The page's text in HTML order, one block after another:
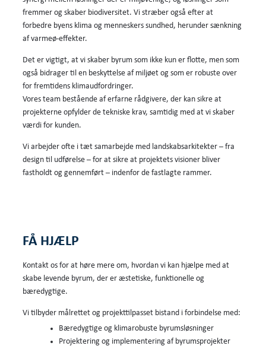
fremmer og skaber biodiversitet. Vi stræber også efter at
forbedre byens klima og menneskers sundhed, herunder sænkning
af varmeø-effekter.
Det er vigtigt, at vi skaber byrum som ikke kun er flotte, men som
også bidrager til en beskyttelse af miljøet og som er robuste over
for fremtidens klimaudfordringer.
Vores team bestående af erfarne rådgivere, der kan sikre at
projekterne opfylder de tekniske krav, samtidig med at vi skaber
værdi for kunden.
Vi arbejder ofte i tæt samarbejde med landskabsarkitekter – fra
design til udførelse – for at sikre at projektets visioner bliver
fastholdt og gennemført – indenfor de fastlagte rammer.
FÅ HJÆLP
Kontakt os for at høre mere om, hvordan vi kan hjælpe med at
skabe levende byrum, der er æstetiske, funktionelle og
bæredygtige.
Vi tilbyder målrettet og projekttilpasset bistand i forbindelse med:
Bæredygtige og klimarobuste byrumsløsninger
Projektering og implementering af byrumsprojekter